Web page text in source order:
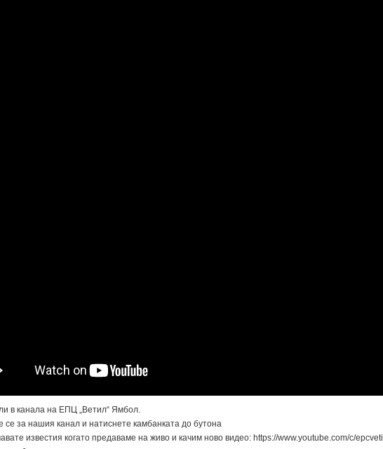
в канала на ЕПЦ „Ветил“ Ямбол.
се за нашия канал и натиснете камбанката до бутона
известия когато предаваме на живо и качим ново видео: https://www.youtube.com/c/epcvetil